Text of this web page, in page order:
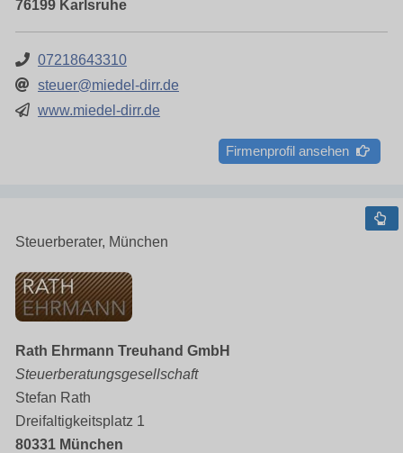
76199 Karlsruhe
07218643310
steuer@miedel-dirr.de
www.miedel-dirr.de
Firmenprofil ansehen
Steuerberater, München
Rath Ehrmann Treuhand GmbH
Steuerberatungsgesellschaft
Stefan Rath
Dreifaltigkeitsplatz 1
80331 München